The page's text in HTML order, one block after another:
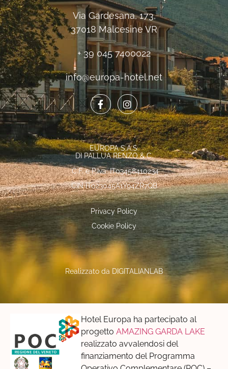
Via Gardesana, 173,
37018 Malcesine VR
+ 39 045 7400022
info@europa-hotel.net
EUROPA S.A.S.
DI PALLUA RENZO & C.
C.F. e P.Iva: IT03458410234
CIN IT023045A1Y94ZR7QB
Privacy Policy
Cookie Policy
Realizzato da DIGITALIANLAB
Hotel Europa ha partecipato al
progettoAMAZING GARDA LAKE
realizzato avvalendosi del
finanziamento del Programma